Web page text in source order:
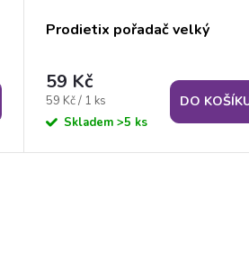
Prodietix pořadač velký
59 Kč
Měrná
cena:
59 Kč / 1 ks
Skladem >5 ks
DO